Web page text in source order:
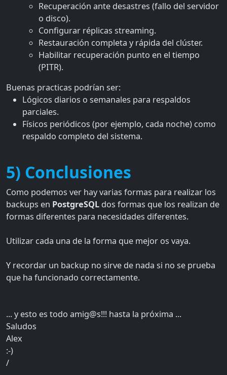
Recuperación ante desastres (fallo del servidor
o disco).
Configurar réplicas streaming.
Restauración completa y rápida del clúster.
Habilitar recuperación punto en el tiempo
(PITR).
Buenas practicas podrían ser:
Lógicos diarios o semanales para respaldos
parciales.
Físicos periódicos (por ejemplo, cada noche) como
respaldo completo del sistema.
5) Conclusiones
Como podemos ver hay varias formas para realizar los
backups en PostgreSQL dos formas que los realizan de
formas diferentes para necesidades diferentes.
Utilizar cada una de la forma que mejor os vaya.
Y recordar un backup no sirve de nada si no se prueba
que ha funcionado correctamente.
... y esto es todo amig@s!!! hasta la próxima ...
Saludos
Alex
:-)
/